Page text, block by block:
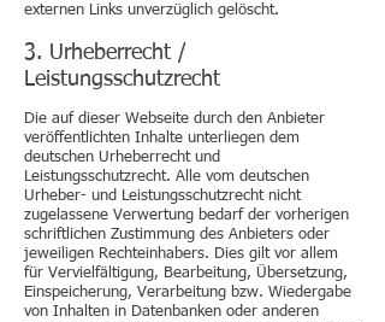
externen Links unverzüglich gelöscht.
3. Urheberrecht /
Leistungsschutzrecht
Die auf dieser Webseite durch den Anbieter
veröffentlichten Inhalte unterliegen dem
deutschen Urheberrecht und
Leistungsschutzrecht. Alle vom deutschen
Urheber- und Leistungsschutzrecht nicht
zugelassene Verwertung bedarf der vorherigen
schriftlichen Zustimmung des Anbieters oder
jeweiligen Rechteinhabers. Dies gilt vor allem
für Vervielfältigung, Bearbeitung, Übersetzung,
Einspeicherung, Verarbeitung bzw. Wiedergabe
von Inhalten in Datenbanken oder anderen